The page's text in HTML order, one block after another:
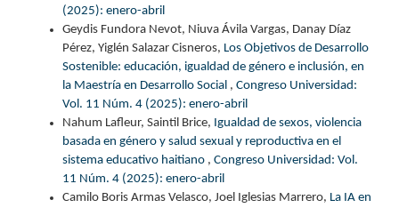
(2025): enero-abril
Geydis Fundora Nevot, Niuva Ávila Vargas, Danay Díaz
Pérez, Yiglén Salazar Cisneros, Los Objetivos de Desarrollo
Sostenible: educación, igualdad de género e inclusión, en
la Maestría en Desarrollo Social , Congreso Universidad:
Vol. 11 Núm. 4 (2025): enero-abril
Nahum Lafleur, Saintil Brice, Igualdad de sexos, violencia
basada en género y salud sexual y reproductiva en el
sistema educativo haitiano , Congreso Universidad: Vol.
11 Núm. 4 (2025): enero-abril
Camilo Boris Armas Velasco, Joel Iglesias Marrero, La IA en